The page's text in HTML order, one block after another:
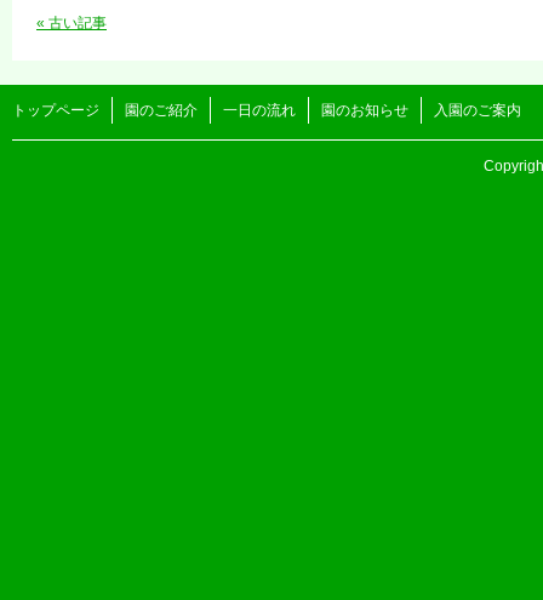
« 古い記事
トップページ 園のご紹介 一日の流れ 園のお知らせ 入園のご案内